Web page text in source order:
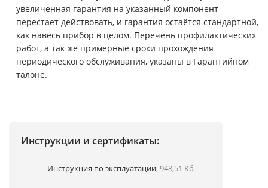
увеличенная гарантия на указанный компонент
перестает действовать, и гарантия остаётся стандартной,
как навесь прибор в целом. Перечень профилактических
работ, а так же примерные сроки прохождения
периодического обслуживания, указаны в Гарантийном
талоне.
Инструкции и сертификаты:
Инструкция по эксплуатации, 948,51 Кб